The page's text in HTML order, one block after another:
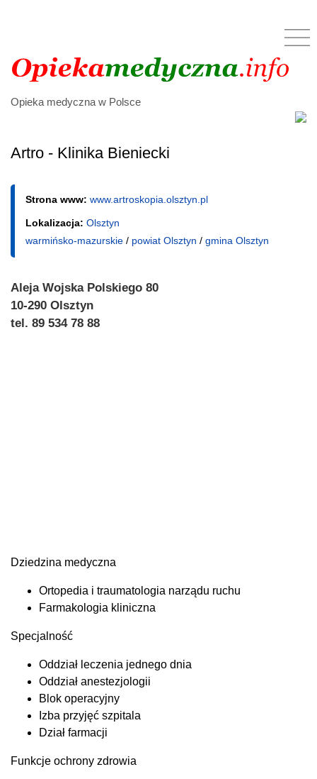
Opieka medyczna w Polsce
Artro - Klinika Bieniecki
Strona www: www.artroskopia.olsztyn.pl
Lokalizacja: Olsztyn
warmińsko-mazurskie / powiat Olsztyn / gmina Olsztyn
Aleja Wojska Polskiego 80
10-290 Olsztyn
tel. 89 534 78 88
Dziedzina medyczna
Ortopedia i traumatologia narządu ruchu
Farmakologia kliniczna
Specjalność
Oddział leczenia jednego dnia
Oddział anestezjologii
Blok operacyjny
Izba przyjęć szpitala
Dział farmacji
Funkcje ochrony zdrowia